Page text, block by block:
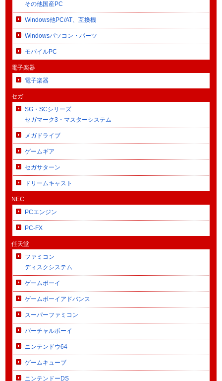
その他国産PC
Windows他PC/AT、互換機
Windowsパソコン・パーツ
モバイルPC
電子楽器
電子楽器
セガ
SG・SCシリーズ
セガマーク3・マスターシステム
メガドライブ
ゲームギア
セガサターン
ドリームキャスト
NEC
PCエンジン
PC-FX
任天堂
ファミコン
ディスクシステム
ゲームボーイ
ゲームボーイアドバンス
スーパーファミコン
バーチャルボーイ
ニンテンドウ64
ゲームキューブ
ニンテンドーDS